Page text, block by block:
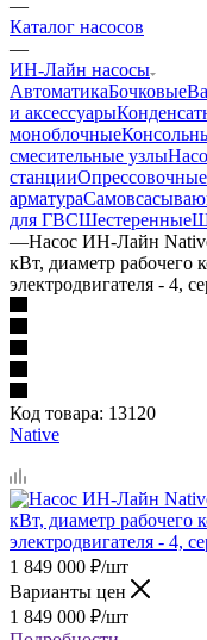
—
Каталог насосов
—
ИН-Лайн насосы
АвтоматикаБочковые
и аксессуары
моноблочные
смесительные узлы
станцииОпрессовочные
арматура
для ГВСШестеренные
—Насос ИН-Лайн
кВт, диаметр рабочего
электродвигателя - 4,
Код товара: 13120
Native
1 849 000 ₽/шт
Варианты цен
1 849 000 ₽/шт